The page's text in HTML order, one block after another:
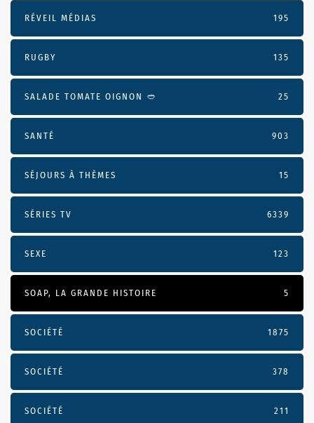
RÉVEIL MÉDIAS 195
RUGBY 135
SALADE TOMATE OIGNON 🥙 25
SANTÉ 903
SÉJOURS À THÈMES 15
SÉRIES TV 6339
SEXE 123
SOAP, LA GRANDE HISTOIRE 5
SOCIÉTÉ 1875
SOCIÉTÉ 378
SOCIÉTÉ 211